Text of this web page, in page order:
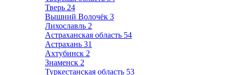
Тверь 24
Вышний Волочёк 3
Лихославль 2
Астраханская область 54
Астрахань 31
Ахтубинск 2
Знаменск 2
Туркестанская область 53